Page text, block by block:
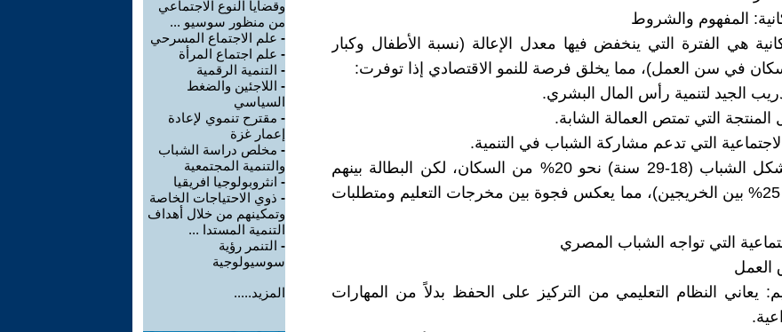
المفهوم والشروط
هي الفترة التي ينخفض فيها معدل الإعالة (نسبة الأطفال وكبار
في سن العمل)، مما يخلق فرصة للنمو الاقتصادي إذا توفرت:
الجيد لتنمية رأس المال البشري.
التي تمتص العمالة الشابة.
التي تدعم مشاركة الشباب في التنمية.
في مصر، يشكل الشباب (18-29 سنة) نحو 20% من السكان، لكن البطالة بينهم
مرتفعة (نحو 25% بين الخريجين)، مما يعكس فجوة بين مخرجات التعليم ومتطلبات
التي تواجه الشباب المصري
العمل
يعاني النظام التعليمي من التركيز على الحفظ بدلاً من المهارات
وقضايا النوع الاجتماعي
من منظور سوسيو ...
- علم الاجتماع المسرحي
- علم اجتماع المرأة
- التنمية الرقمية
- اللاجئين والضغط
السياسي
- مقترح تنموي لإعادة
إعمار غزة
- مخلص دراسة الشباب
والتنمية المجتمعية
- انثروبولوجيا افريقيا
- ذوي الاحتياجات الخاصة
وتمكينهم من خلال أهداف
التنمية المستدا ...
- التنمر رؤية
سوسيولوجية
المزيد.....